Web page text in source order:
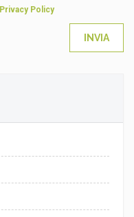
Privacy Policy
INVIA